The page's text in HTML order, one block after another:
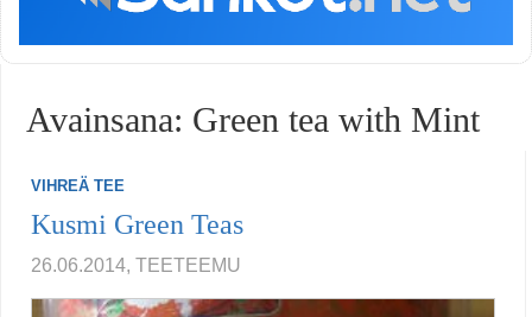
Avainsana: Green tea with Mint
VIHREÄ TEE
Kusmi Green Teas
26.06.2014, TEETEEMU